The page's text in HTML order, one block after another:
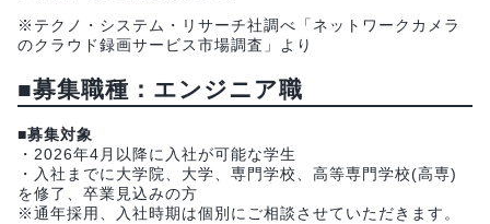
※テクノ・システム・リサーチ社調べ「ネットワークカメラ
のクラウド録画サービス市場調査」より
■募集職種：エンジニア職
■募集対象
・2026年4月以降に入社が可能な学生
・入社までに大学院、大学、専門学校、高等専門学校(高専)
を修了、卒業見込みの方
※通年採用、入社時期は個別にご相談させていただきます。